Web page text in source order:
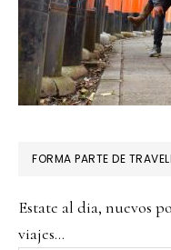
FORMA PARTE DE
Estate al dia, nuevos
viajes...